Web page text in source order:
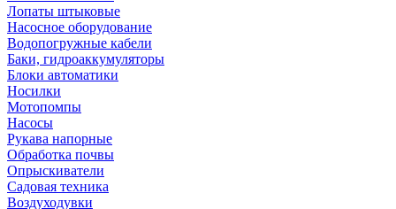
Лопаты штыковые
Насосное оборудование
Водопогружные кабели
Баки, гидроаккумуляторы
Блоки автоматики
Носилки
Мотопомпы
Насосы
Рукава напорные
Обработка почвы
Опрыскиватели
Садовая техника
Воздуходувки